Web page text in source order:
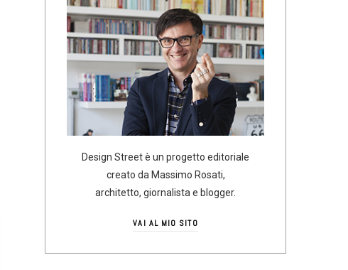
Design Street è un progetto editoriale
creato da Massimo Rosati,
architetto, giornalista e blogger.
VAI AL MIO SITO